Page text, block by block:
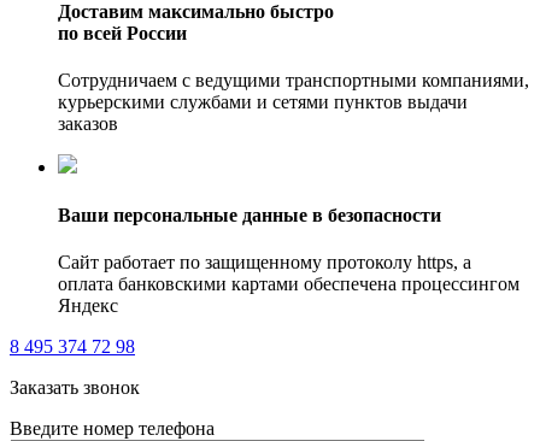
Доставим максимально быстро
по всей России
Сотрудничаем с ведущими транспортными компаниями,
курьерскими службами и сетями пунктов выдачи
заказов
Ваши персональные данные в безопасности
Сайт работает по защищенному протоколу https, а
оплата банковскими картами обеспечена процессингом
Яндекс
8 495 374 72 98
Заказать звонок
Введите номер телефона